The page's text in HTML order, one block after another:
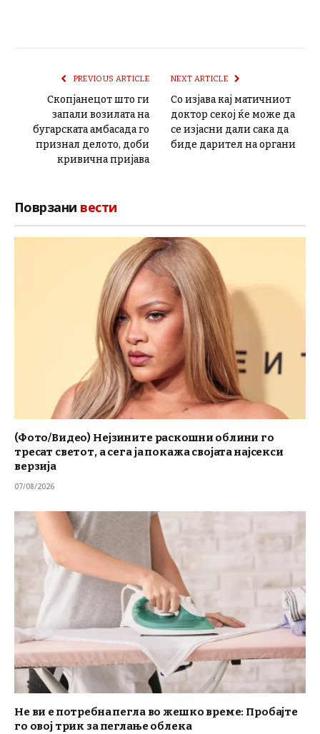
PREVIOUS ARTICLE
Скопјанецот што ги
запали возилата на
бугарската амбасада го
признал делото, доби
кривична пријава
NEXT ARTICLE
Со изјава кај матичниот
доктор секој ќе може да
се изјасни дали сака да
биде дарител на органи
Поврзани вести
(Фото/Видео) Нејзините раскошни облини го
тресат светот, а сега ја покажа својата најсекси
верзија
07/08/2026
Не ви е потребна пегла во жешко време: Пробајте
го овој трик за пеглање облека